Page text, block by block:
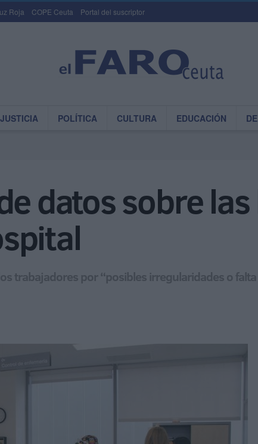
Roja COPE Ceuta Portal del suscriptor
JUSTICIA POLÍTICA CULTURA EDUCACIÓN
datos sobre
trabajadores por “posibles irregularidades o